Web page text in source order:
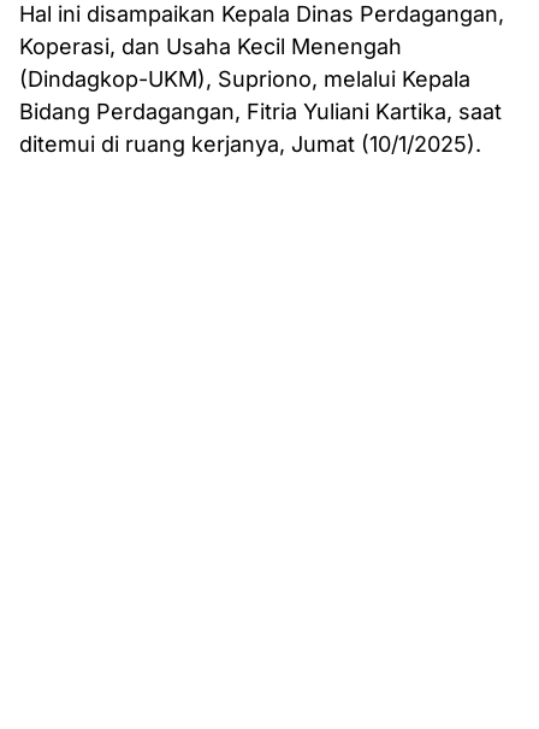
Hal ini disampaikan Kepala Dinas Perdagangan,
Koperasi, dan Usaha Kecil Menengah
(Dindagkop-UKM), Supriono, melalui Kepala
Bidang Perdagangan, Fitria Yuliani Kartika, saat
ditemui di ruang kerjanya, Jumat (10/1/2025).